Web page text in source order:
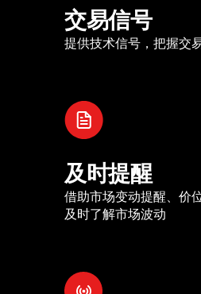
交易信号
提供技术信号，把握交
及时提醒
借助市场变动提醒、价
及时了解市场波动